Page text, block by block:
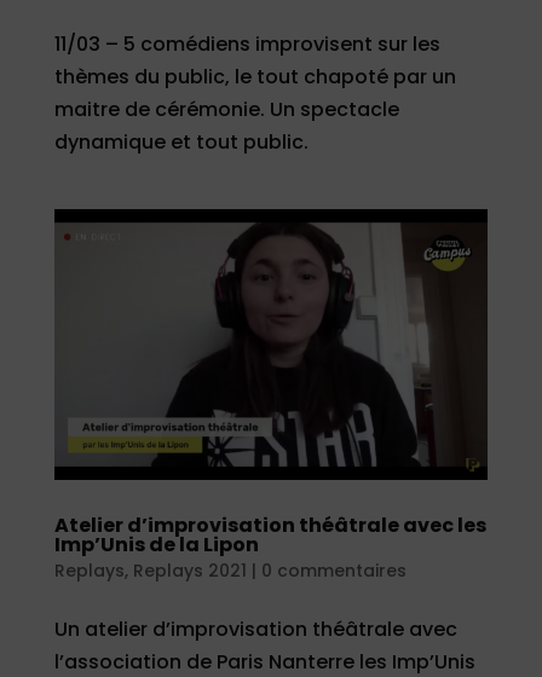
11/03 – 5 comédiens improvisent sur les
thèmes du public, le tout chapoté par un
maitre de cérémonie. Un spectacle
dynamique et tout public.
Atelier d’improvisation théâtrale avec les
Imp’Unis de la Lipon
Replays, Replays 2021 | 0 commentaires
Un atelier d’improvisation théâtrale avec
l’association de Paris Nanterre les Imp’Unis